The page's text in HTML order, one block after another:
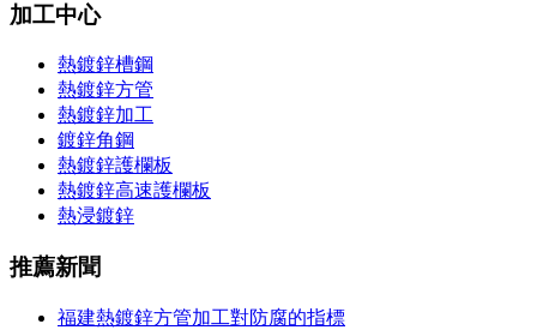
加工中心
熱鍍鋅槽鋼
熱鍍鋅方管
熱鍍鋅加工
鍍鋅角鋼
熱鍍鋅護欄板
熱鍍鋅高速護欄板
熱浸鍍鋅
推薦新聞
福建熱鍍鋅方管加工對防腐的指標